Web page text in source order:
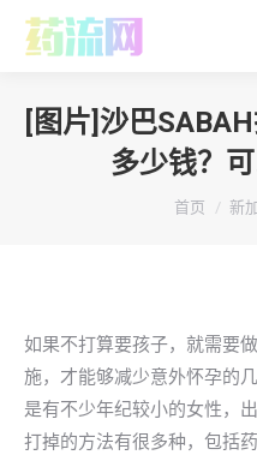
[图片]沙巴
多少钱？
你在这里
首页 新
如果不打算要孩子，就需要
施，才能够减少意外怀孕的
是有不少年纪较小的女性，
打掉的方法有很多种，包括